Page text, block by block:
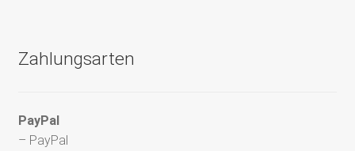
Zahlungsarten
PayPal
– PayPal